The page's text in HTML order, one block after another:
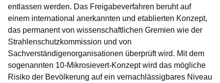
entlassen werden. Das Freigabeverfahren beruht auf
einem international anerkannten und etablierten Konzept,
das permanent von wissenschaftlichen Gremien wie der
Strahlenschutzkommission und von
Sachverständigenorganisationen überprüft wird. Mit dem
sogenannten 10-Mikrosievert-Konzept wird das mögliche
Risiko der Bevölkerung auf ein vernachlässigbares Niveau